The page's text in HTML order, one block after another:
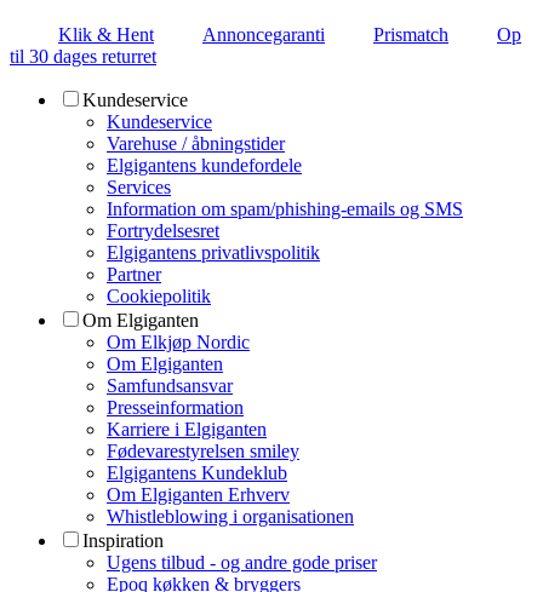
Klik & Hent Annoncegaranti Prismatch
Op
til 30 dages returret
Kundeservice
Kundeservice
Varehuse / åbningstider
Elgigantens kundefordele
Services
Information om spam/phishing-emails og SMS
Fortrydelsesret
Elgigantens privatlivspolitik
Partner
Cookiepolitik
Om Elgiganten
Om Elkjøp Nordic
Om Elgiganten
Samfundsansvar
Presseinformation
Karriere i Elgiganten
Fødevarestyrelsen smiley
Elgigantens Kundeklub
Om Elgiganten Erhverv
Whistleblowing i organisationen
Inspiration
Ugens tilbud - og andre gode priser
Epoq køkken & bryggers